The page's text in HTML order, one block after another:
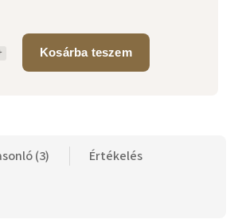
Kosárba teszem
(3) Értékelés